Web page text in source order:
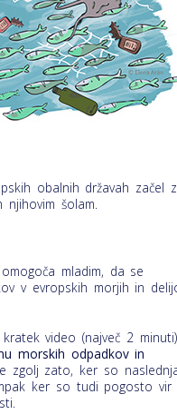
obalnih državah začel z
njihovim šolam.
mladim, da se
v evropskih morjih in
video (največ 2
morskih odpadkov in
zgolj zato, ker so
ker so tudi pogosto vir